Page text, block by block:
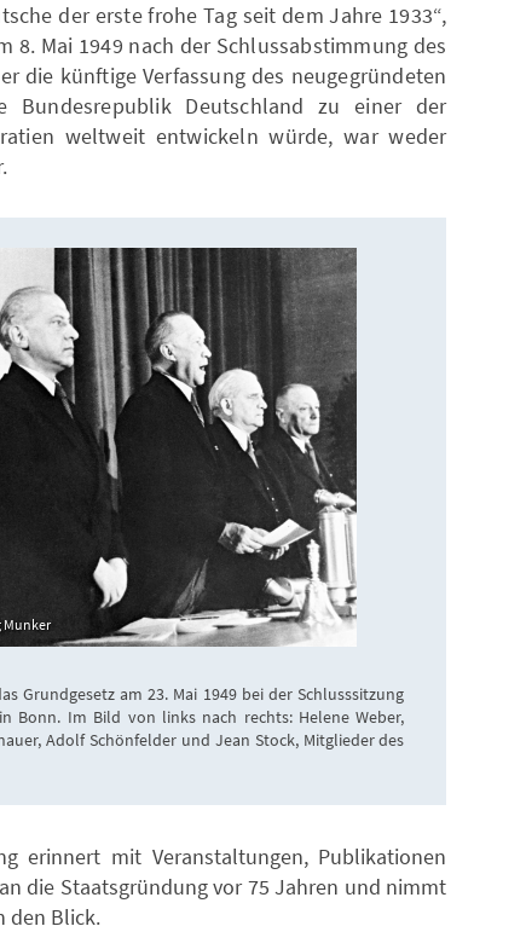
der erste frohe Tag seit dem Jahre 1933“,
8. Mai 1949 nach der Schlussabstimmung des
die künftige Verfassung des neugegründeten
Bundesrepublik Deutschland zu einer der
weltweit entwickeln würde, war weder
Munker
Grundgesetz am 23. Mai 1949 bei der Schlusssitzung
Bonn. Im Bild von links nach rechts: Helene Weber,
Adolf Schönfelder und Jean Stock, Mitglieder des
erinnert mit Veranstaltungen, Publikationen
die Staatsgründung vor 75 Jahren und nimmt
den Blick.